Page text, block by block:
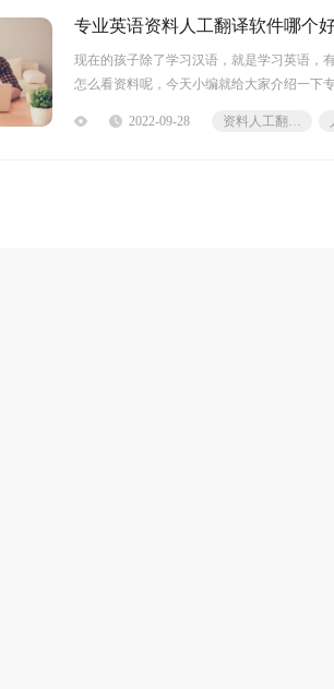
专业英语资料人工翻译软件哪个
现在的孩子除了学习汉语，就是学习英语，
怎么看资料呢，今天小编就给大家介绍一下
2022-09-28
资料人工翻译软件